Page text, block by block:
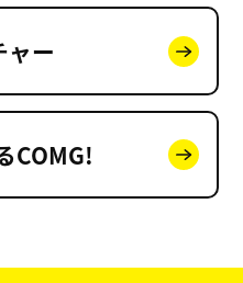
ャー
COMG!